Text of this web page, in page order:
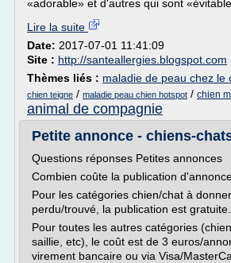
«adorable» et d'autres qui sont
Lire la suite
Date: 2017-07-01 11:41:09
Site : http://santeallergies.blogspot.com
Thèmes liés : maladie de peau chez le
chien teigne / maladie peau chien hotspot / chien
animal de compagnie
Petite annonce - chiens-
Questions réponses Petites annonces
Combien coûte la publication
Pour les catégories chien/chat à
perdu/trouvé, la publication est gratuite.
Pour toutes les autres catégories
saillie, etc), le coût est de 3 euros/
virement bancaire ou via Visa/